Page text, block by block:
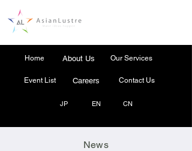
Home About Us
Event List Careers
JP EN
Our Services
Contact Us
CN
News